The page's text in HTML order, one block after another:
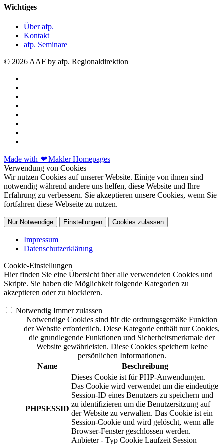
Wichtiges
Über afp.
Kontakt
afp. Seminare
© 2026 AAF by afp. Regionaldirektion
Made with ❤Makler Homepages
Verwendung von Cookies
Wir nutzen Cookies auf unserer Website. Einige von ihnen sind
notwendig während andere uns helfen, diese Website und Ihre
Erfahrung zu verbessern. Sie akzeptieren unsere Cookies, wenn Sie
fortfahren diese Webseite zu nutzen.
Nur Notwendige Einstellungen Cookies zulassen
Impressum
Datenschutzerklärung
Cookie-Einstellungen
Hier finden Sie eine Übersicht über alle verwendeten Cookies und
Skripte. Sie haben die Möglichkeit folgende Kategorien zu
akzeptieren oder zu blockieren.
Notwendig Immer zulassen
Notwendige Cookies sind für die ordnungsgemäße Funktion
der Website erforderlich. Diese Kategorie enthält nur Cookies,
die grundlegende Funktionen und Sicherheitsmerkmale der
Website gewährleisten. Diese Cookies speichern keine
persönlichen Informationen.
Name
Beschreibung
PHPSESSID
Dieses Cookie ist für PHP-Anwendungen.
Das Cookie wird verwendet um die eindeutige
Session-ID eines Benutzers zu speichern und
zu identifizieren um die Benutzersitzung auf
der Website zu verwalten. Das Cookie ist ein
Session-Cookie und wird gelöscht, wenn alle
Browser-Fenster geschlossen werden.
Anbieter - Typ Cookie Laufzeit Session